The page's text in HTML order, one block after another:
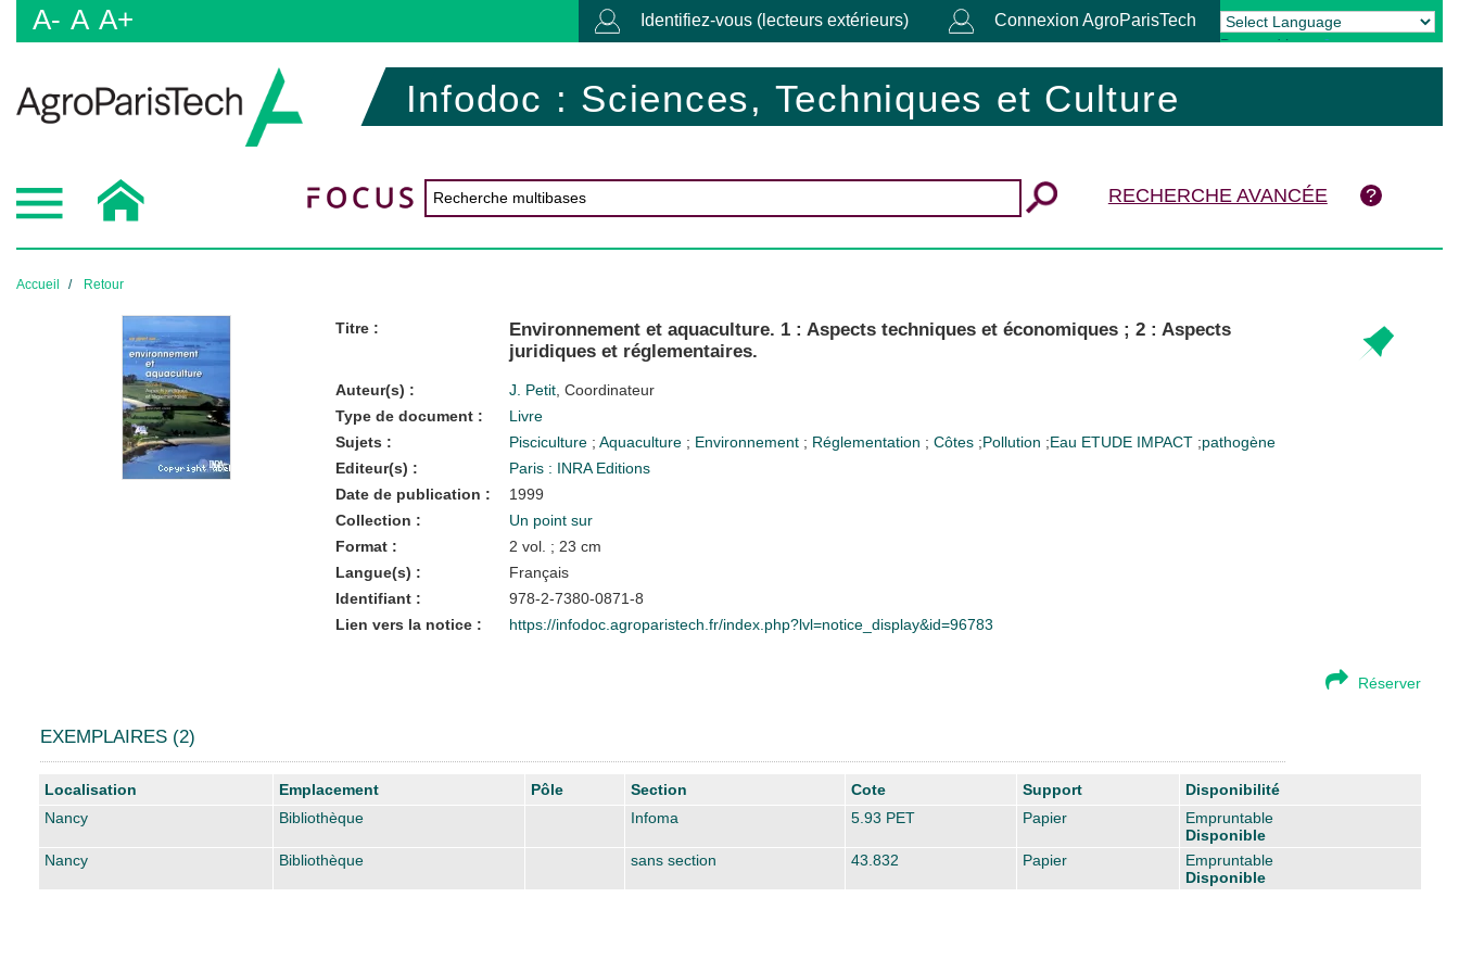
A- A A+ Identifiez-vous (lecteurs extérieurs) Connexion AgroParisTech
Powered by Translate
Infodoc : Sciences, Techniques et Culture
RECHERCHE AVANCÉE
Accueil Retour
Titre :
Environnement et aquaculture. 1 : Aspects techniques et économiques ; 2 : Aspects
juridiques et réglementaires.
Auteur(s) : J. Petit, Coordinateur
Type de document :
Livre
Sujets :
Pisciculture ; Aquaculture ; Environnement ; Réglementation ; Côtes ;Pollution ;Eau ETUDE IMPACT ;pathogène
Editeur(s) :
Paris : INRA Editions
Date de publication :
1999
Collection :
Un point sur
Format :
2 vol. ; 23 cm
Langue(s) :
Français
Identifiant :
978-2-7380-0871-8
Lien vers la notice :
https://infodoc.agroparistech.fr/index.php?lvl=notice_display&id=96783
Réserver
EXEMPLAIRES (2)
Liste des exemplaires
Localisation Emplacement Pôle Section Cote Support
Disponibilité
Nancy
Bibliothèque Infoma 5.93 PET Papier
Empruntable
Disponible
Nancy
Bibliothèque sans section 43.832 Papier
Empruntable
Disponible